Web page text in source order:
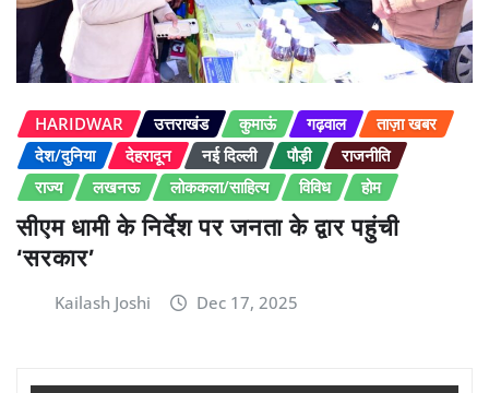
HARIDWAR उत्तराखंड कुमाऊं गढ़वाल
ताज़ा खबर
देश/दुनिया
देहरादून नई दिल्ली पौड़ी
राजनीति
राज्य
लखनऊ लोककला/साहित्य विविध होम
सीएम धामी के निर्देश पर जनता के द्वार पहुंची
‘सरकार’
Kailash Joshi Dec 17, 2025